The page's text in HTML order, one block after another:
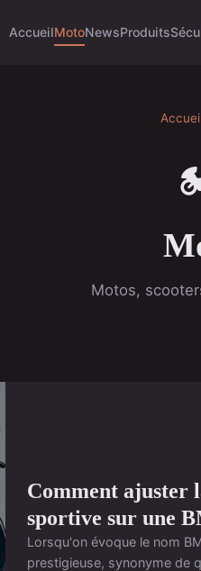
AccueilMotoNewsProduits
Motos,
Comment ajuster
sportive sur une
Lorsqu'on évoque le nom
prestigieuse, synonyme de